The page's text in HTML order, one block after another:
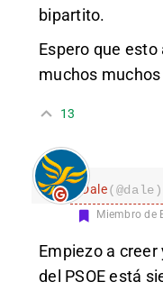
bipartito.
Espero que
muchos
13
Dale(@dale)
Miembro de
Empiezo a
del PSOE está